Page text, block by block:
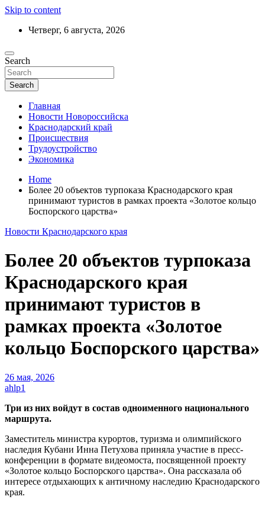
Skip to content
Четверг, 6 августа, 2026
Актуальные новости Новороссийска и
Краснодарского края
Ежедневный дайджест событий региона
Search
Search
Главная
Новости Новороссийска
Краснодарский край
Происшествия
Трудоустройство
Экономика
Home
Более 20 объектов турпоказа Краснодарского края
принимают туристов в рамках проекта «Золотое кольцо
Боспорского царства»
Новости Краснодарского края
Более 20 объектов турпоказа
Краснодарского края
принимают туристов в
рамках проекта «Золотое
кольцо Боспорского царства»
26 мая, 2026
ahlp1
Три из них войдут в состав одноименного национального
маршрута.
Заместитель министра курортов, туризма и олимпийского
наследия Кубани Инна Петухова приняла участие в пресс-
конференции в формате видеомоста, посвященной проекту
«Золотое кольцо Боспорского царства». Она рассказала об
интересе отдыхающих к античному наследию Краснодарского
края.